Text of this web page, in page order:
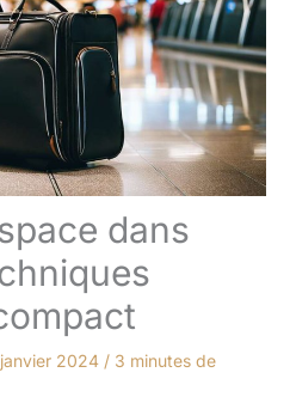
dans
2024 / 3 minutes de